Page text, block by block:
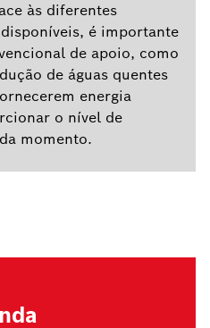
às diferentes
é importante
de apoio, como
de águas quentes
energia
o nível de
momento.